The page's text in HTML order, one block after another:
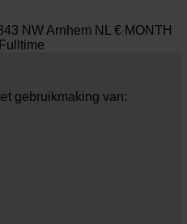
NWArnhem NL € MONTH
Fulltime
gebruikmaking van: